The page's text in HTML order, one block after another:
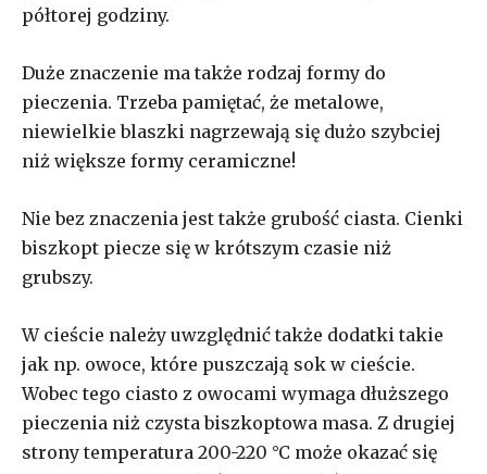
półtorej godziny.
Duże znaczenie ma także rodzaj formy do
pieczenia. Trzeba pamiętać, że metalowe,
niewielkie blaszki nagrzewają się dużo szybciej
niż większe formy ceramiczne!
Nie bez znaczenia jest także grubość ciasta. Cienki
biszkopt piecze się w krótszym czasie niż
grubszy.
W cieście należy uwzględnić także dodatki takie
jak np. owoce, które puszczają sok w cieście.
Wobec tego ciasto z owocami wymaga dłuższego
pieczenia niż czysta biszkoptowa masa. Z drugiej
strony temperatura 200-220 °C może okazać się